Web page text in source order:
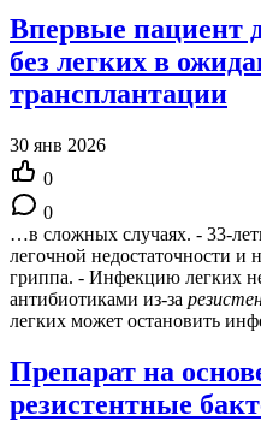
Впервые пациент
без легких в
трансплантации
30 янв 2026
0
0
…в сложных случаях. - 33-
легочной недостаточности и
гриппа. - Инфекцию легких
антибиотиками из-за
легких может остановить
Препарат на
резистентные